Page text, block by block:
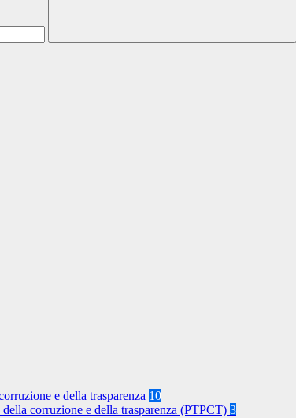
e della trasparenza 10
corruzione e della trasparenza (PTPCT) 3